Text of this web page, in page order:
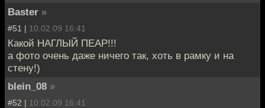
Baster »
#51 | 10.02.09 16:41
Какой НАГЛЫЙ ПЕАР!!!
а фото очень даже ничего так, хоть в рамку и на
стену!)
blein_08 »
#52 | 10.02.09 16:41